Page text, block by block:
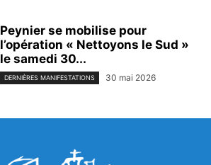
Peynier se mobilise pour
l’opération « Nettoyons le Sud »
le samedi 30...
DERNIÈRES MANIFESTATIONS 30 mai 2026